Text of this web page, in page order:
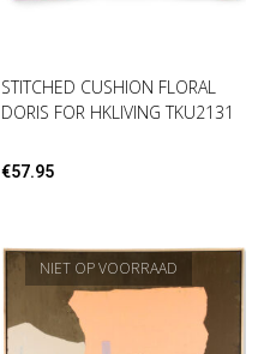
STITCHED CUSHION FLORAL
DORIS FOR HKLIVING TKU2131
€57.95
NIET OP VOORRAAD